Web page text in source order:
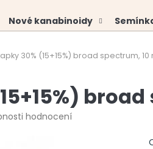
Nové kanabinoidy
30% (15+15%) broad spectrum,
hodnocení